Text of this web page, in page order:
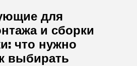
для
и сборки
что нужно
выбирать